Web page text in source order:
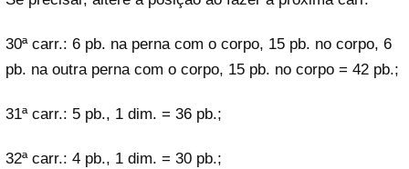
30ª carr.: 6 pb. na perna com o corpo, 15 pb. no corpo, 6
pb. na outra perna com o corpo, 15 pb. no corpo = 42 pb.;
31ª carr.: 5 pb., 1 dim. = 36 pb.;
32ª carr.: 4 pb., 1 dim. = 30 pb.;